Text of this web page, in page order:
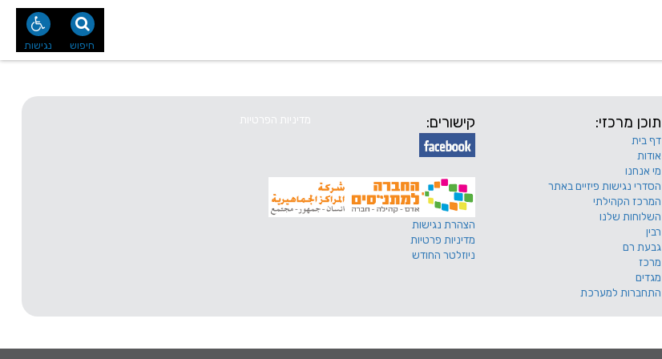
נגישות חיפוש
תוכן מרכזי:
דף בית
אודות
מי אנחנו
הסדרי נגישות פיזיים באתר
המרכז הקהילתי
השלוחות שלנו
רבין
גבעת רם
מרכז
מגדים
התחברות למערכת
קישורים:
הצהרת נגישות
מדיניות פרטיות
ניוזלטר החודש
מדיניות הפרטיות